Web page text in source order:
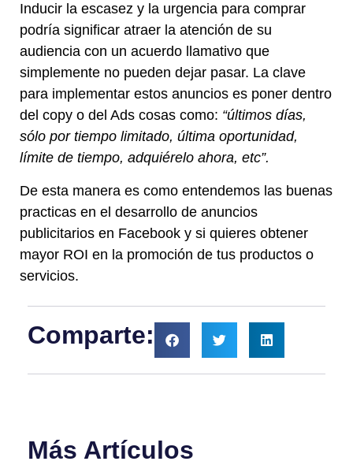
Inducir la escasez y la urgencia para comprar
podría significar atraer la atención de su
audiencia con un acuerdo llamativo que
simplemente no pueden dejar pasar. La clave
para implementar estos anuncios es poner dentro
del copy o del Ads cosas como: “últimos días,
sólo por tiempo limitado, última oportunidad,
límite de tiempo, adquiérelo ahora, etc”.
De esta manera es como entendemos las buenas
practicas en el desarrollo de anuncios
publicitarios en Facebook y si quieres obtener
mayor ROI en la promoción de tus productos o
servicios.
Comparte:
Más Artículos